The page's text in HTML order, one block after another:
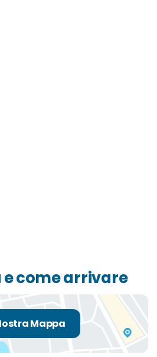
e come arrivare